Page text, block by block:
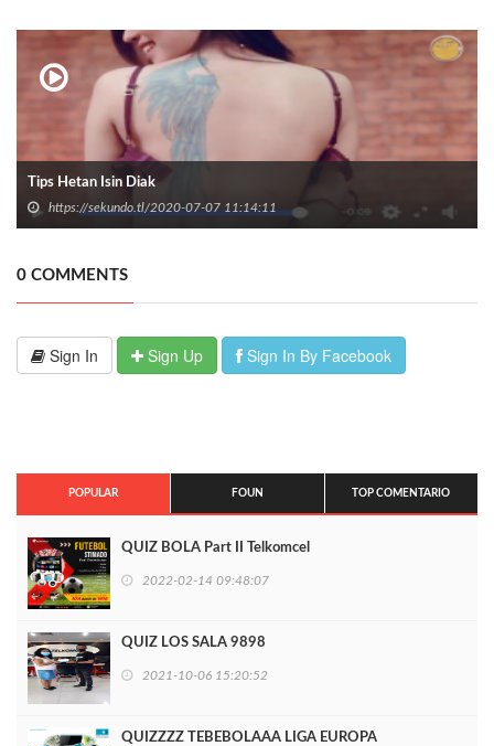
Tips Hetan Isin Diak
https://sekundo.tl/2020-07-07 11:14:11
0 COMMENTS
Sign In Sign Up Sign In By Facebook
POPULAR FOUN TOP COMENTARIO
QUIZ BOLA Part II Telkomcel
2022-02-14 09:48:07
QUIZ LOS SALA 9898
2021-10-06 15:20:52
QUIZZZZ TEBEBOLAAA LIGA EUROPA